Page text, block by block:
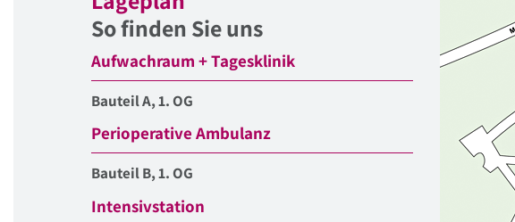
So finden Sie uns
Aufwachraum + Tagesklinik
Bauteil A, 1. OG
Perioperative Ambulanz
Bauteil B, 1. OG
Intensivstation